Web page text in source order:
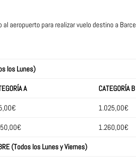
aeropuerto para realizar vuelo destino a
los Lunes)
A CATEGORÍA B
1.025,00€
1.260,00€
(Todos los Lunes y Viernes)